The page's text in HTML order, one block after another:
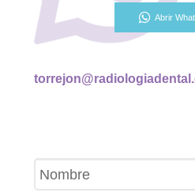
Abrir